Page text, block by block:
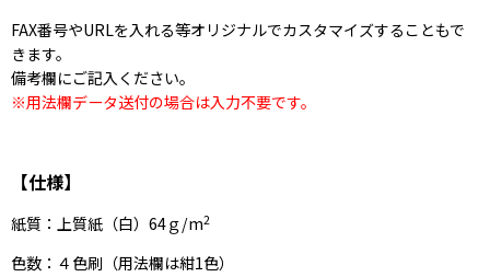
FAX番号やURLを入れる等オリジナルでカスタマイズすることもで
きます。
備考欄にご記入ください。
※用法欄データ送付の場合は入力不要です。
【仕様】
紙質：上質紙（白）64ｇ/m2
色数：４色刷（用法欄は紺1色）